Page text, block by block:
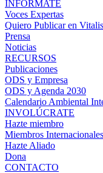
INFÓRMATE
Voces Expertas
Quiero Publicar en Vitalis
Prensa
Noticias
RECURSOS
Publicaciones
ODS y Empresa
ODS y Agenda 2030
Calendario Ambiental
INVOLÚCRATE
Hazte miembro
Miembros Internacionales
Hazte Aliado
Dona
CONTACTO